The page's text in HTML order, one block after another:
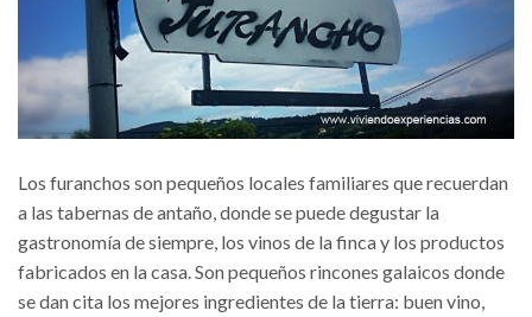
Los furanchos son pequeños locales familiares que recuerdan
a las tabernas de antaño, donde se puede degustar la
gastronomía de siempre, los vinos de la finca y los productos
fabricados en la casa. Son pequeños rincones galaicos donde
se dan cita los mejores ingredientes de la tierra: buen vino,